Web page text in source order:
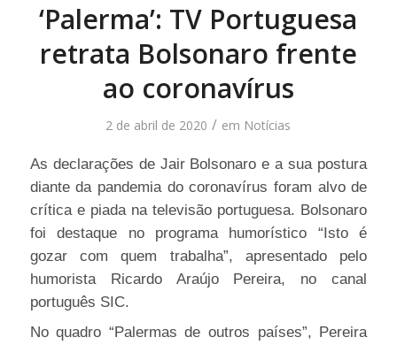
‘Palerma’: TV Portuguesa
retrata Bolsonaro frente
ao coronavírus
2 de abril de 2020 / em Notícias
As declarações de Jair Bolsonaro e a sua postura
diante da pandemia do coronavírus foram alvo de
crítica e piada na televisão portuguesa. Bolsonaro
foi destaque no programa humorístico “Isto é
gozar com quem trabalha”, apresentado pelo
humorista Ricardo Araújo Pereira, no canal
português SIC.
No quadro “Palermas de outros países”, Pereira